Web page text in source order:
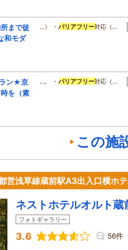
まで徒
和モダ
…） ・バリアフリー対応（…
ン★京
を（素
…。 ・バリアフリー対応（…
この施
営浅草線蔵前駅A3出入口横ホ
ネストホテルオルト蔵
フォトギャラリー
3.6 56件